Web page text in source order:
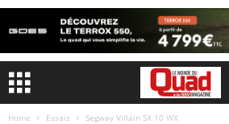
Home Essais Segway Villain SX 10 WX